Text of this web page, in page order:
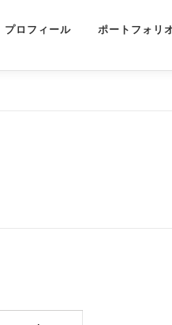
プロフィール ポートフォリ